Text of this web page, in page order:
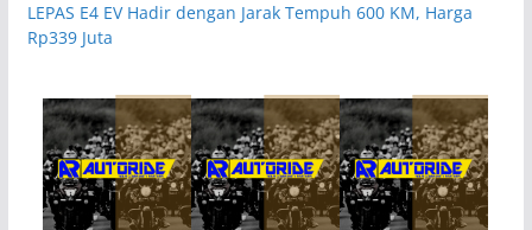
LEPAS E4 EV Hadir dengan Jarak Tempuh 600 KM, Harga
Rp339 Juta